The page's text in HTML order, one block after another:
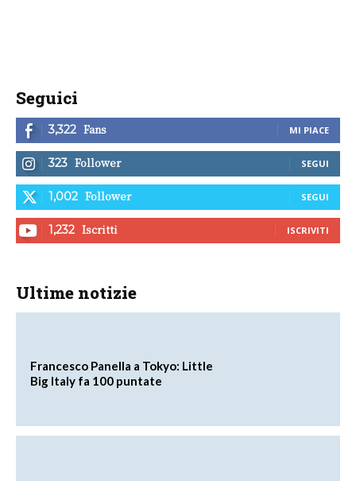
Seguici
3,322 Fans MI PIACE
323 Follower SEGUI
1,002 Follower SEGUI
1,232 Iscritti ISCRIVITI
Ultime notizie
Francesco Panella a Tokyo: Little
Big Italy fa 100 puntate